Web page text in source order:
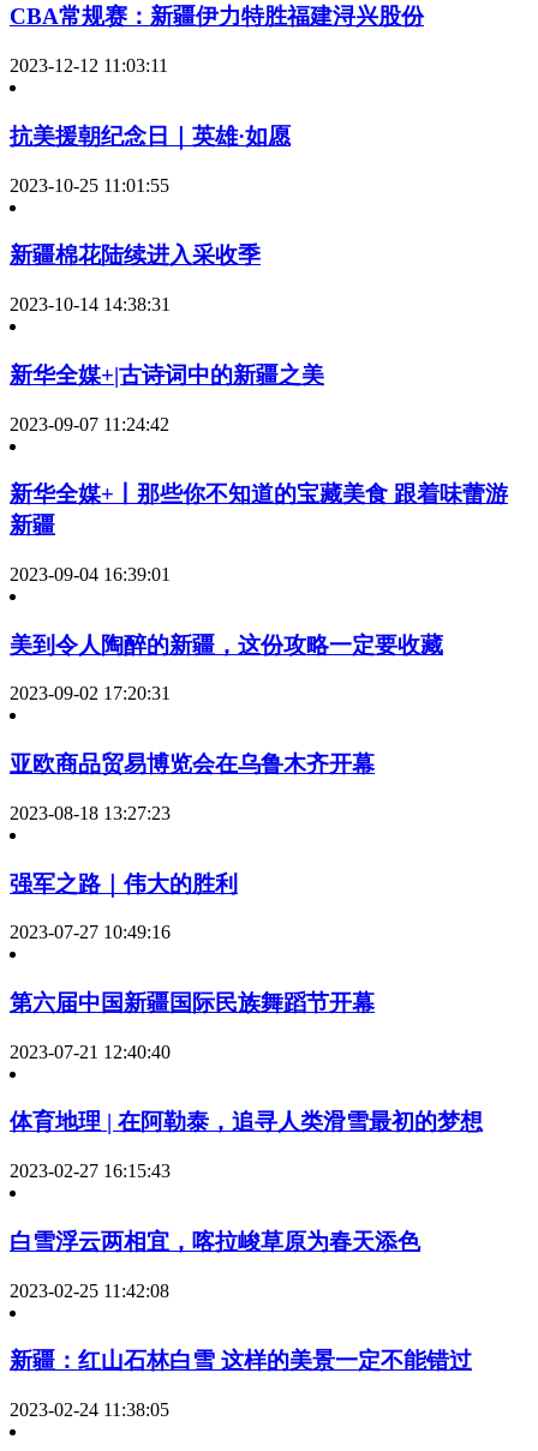
CBA常规赛：新疆伊力特胜福建浔兴股份
2023-12-12 11:03:11
抗美援朝纪念日｜英雄·如愿
2023-10-25 11:01:55
新疆棉花陆续进入采收季
2023-10-14 14:38:31
新华全媒+|古诗词中的新疆之美
2023-09-07 11:24:42
新华全媒+丨那些你不知道的宝藏美食 跟着味蕾游
新疆
2023-09-04 16:39:01
美到令人陶醉的新疆，这份攻略一定要收藏
2023-09-02 17:20:31
亚欧商品贸易博览会在乌鲁木齐开幕
2023-08-18 13:27:23
强军之路｜伟大的胜利
2023-07-27 10:49:16
第六届中国新疆国际民族舞蹈节开幕
2023-07-21 12:40:40
体育地理 | 在阿勒泰，追寻人类滑雪最初的梦想
2023-02-27 16:15:43
白雪浮云两相宜，喀拉峻草原为春天添色
2023-02-25 11:42:08
新疆：红山石林白雪 这样的美景一定不能错过
2023-02-24 11:38:05